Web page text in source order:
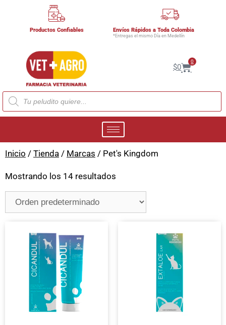
Productos Confiables Envíos Rápidos a Toda Colombia
*Entregas el mismo Día en Medellín
$0
0
Inicio / Tienda / Marcas / Pet's Kingdom
Mostrando los 14 resultados